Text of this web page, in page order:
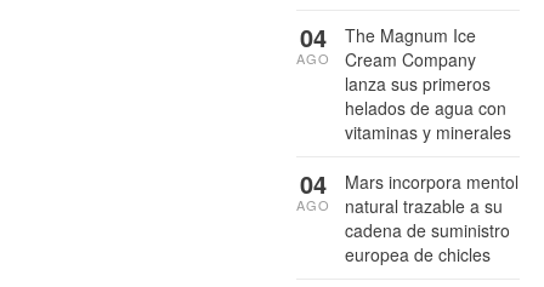
The Magnum Ice
Cream Company
lanza sus primeros
helados de agua con
vitaminas y minerales
04
AGO
Mars incorpora mentol
natural trazable a su
cadena de suministro
europea de chicles
04
AGO